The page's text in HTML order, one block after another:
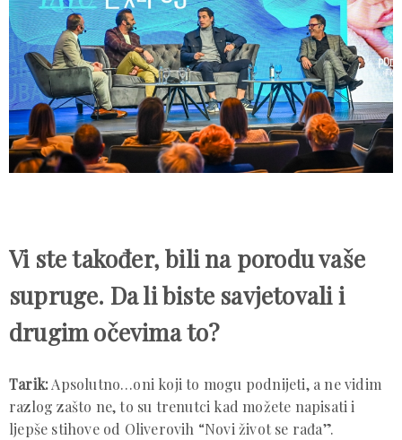
Vi ste također, bili na porodu vaše
supruge. Da li biste savjetovali i
drugim očevima to?
Tarik:Apsolutno…oni koji to mogu podnijeti, a ne vidim
razlog zašto ne, to su trenutci kad možete napisati i
ljepše stihove od Oliverovih “Novi život se rađa”.